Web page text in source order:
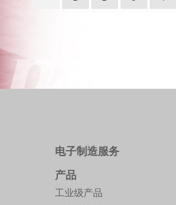
电子制造服务
产品
工业级产品